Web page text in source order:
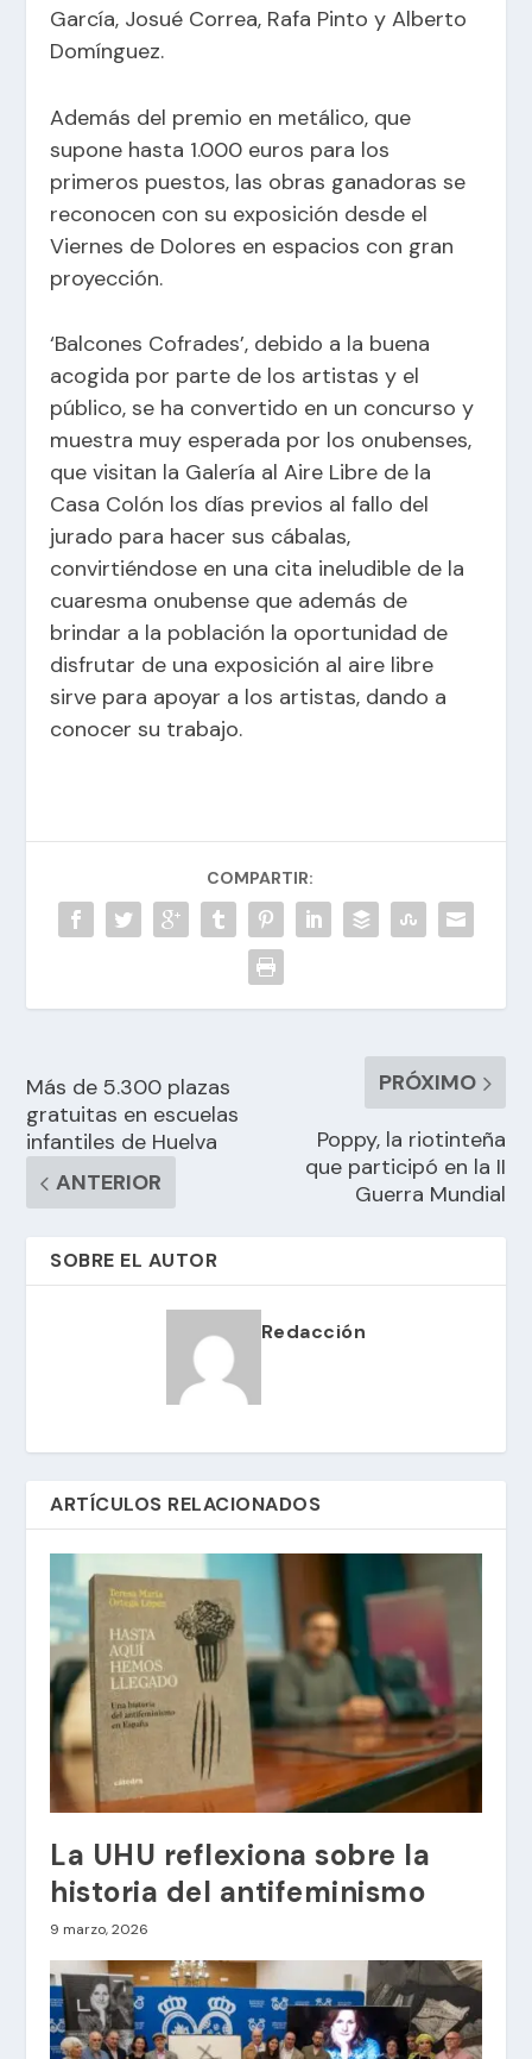
García, Josué Correa, Rafa Pinto y Alberto
Domínguez.
Además del premio en metálico, que
supone hasta 1.000 euros para los
primeros puestos, las obras ganadoras se
reconocen con su exposición desde el
Viernes de Dolores en espacios con gran
proyección.
‘Balcones Cofrades’, debido a la buena
acogida por parte de los artistas y el
público, se ha convertido en un concurso y
muestra muy esperada por los onubenses,
que visitan la Galería al Aire Libre de la
Casa Colón los días previos al fallo del
jurado para hacer sus cábalas,
convirtiéndose en una cita ineludible de la
cuaresma onubense que además de
brindar a la población la oportunidad de
disfrutar de una exposición al aire libre
sirve para apoyar a los artistas, dando a
conocer su trabajo.
COMPARTIR:
Más de 5.300 plazas
gratuitas en escuelas
infantiles de Huelva
ANTERIOR
PRÓXIMO
Poppy, la riotinteña
que participó en la II
Guerra Mundial
SOBRE EL AUTOR
Redacción
ARTÍCULOS RELACIONADOS
La UHU reflexiona sobre la
historia del antifeminismo
9 marzo, 2026